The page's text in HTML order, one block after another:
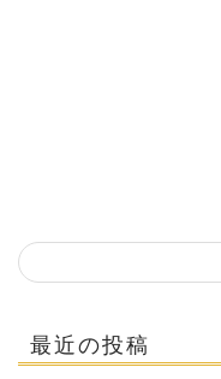
最近の投稿